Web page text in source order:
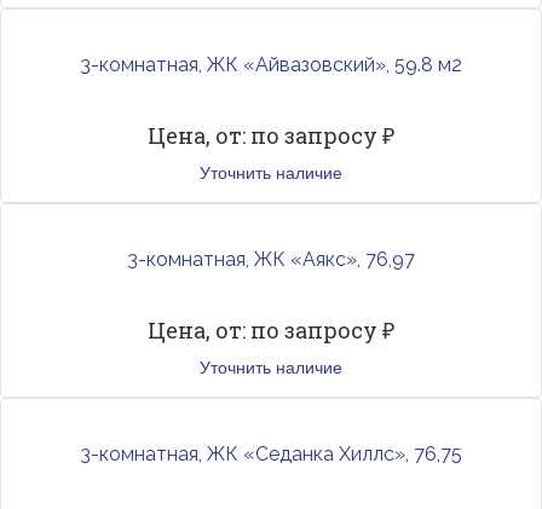
3-комнатная, ЖК «Айвазовский», 59.8 м2
Цена, от: по запросу ₽
Уточнить наличие
3-комнатная, ЖК «Аякс», 76,97
Цена, от: по запросу ₽
Уточнить наличие
3-комнатная, ЖК «Седанка Хиллс», 76,75